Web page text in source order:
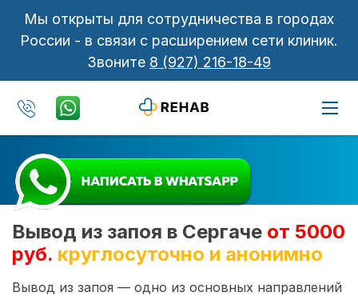
Мы открыты для сотрудничества в городах
России - в связи с расширением сети клиник.
Звоните 8 (927) 216-18-49
Вывод из запоя в Сергаче от 5000
руб. круглосуточно и анонимно
Вывод из запоя — одно из основных направлений